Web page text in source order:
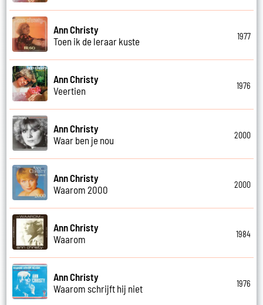
Ann Christy
Toen ik de leraar kuste
1977
Ann Christy
Veertien
1976
Ann Christy
Waar ben je nou
2000
Ann Christy
Waarom 2000
2000
Ann Christy
Waarom
1984
Ann Christy
Waarom schrijft hij niet
1976